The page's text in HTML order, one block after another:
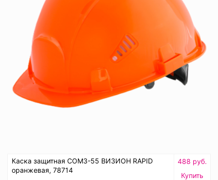
Каска защитная СОМЗ-55 ВИЗИОН RAPID
оранжевая, 78714
488 руб.
Купить